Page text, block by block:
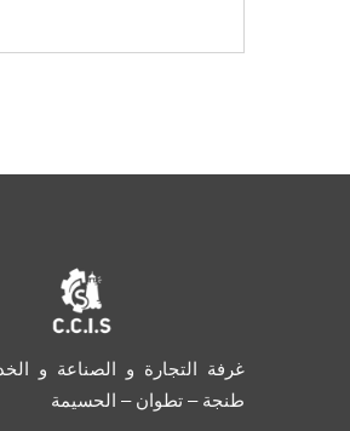
غرفة التجارة و الصناعة و
طنجة – تطوان – الحسيمة